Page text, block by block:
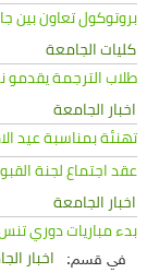
بروتوكول تعاون بين
كليات الجامعة
طلاب الترجمة يقدمو
اخبار الجامعة
تهنئة بمناسبة عيد
عقد اجتماع لجنة
اخبار الجامعة
بدء مباريات دوري تنس
في قسم:
اخبار